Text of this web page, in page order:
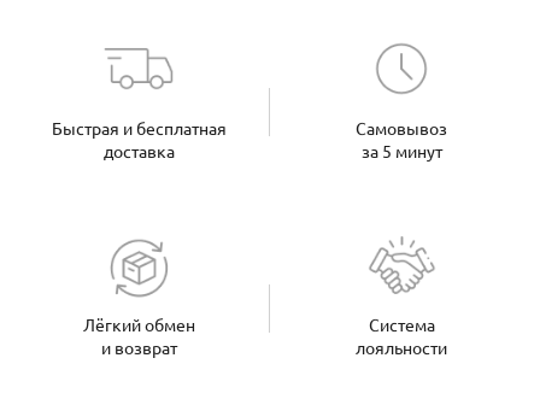
Быстрая и бесплатная
доставка
Самовывоз
за 5 минут
Лёгкий обмен
и возврат
Система
лояльности